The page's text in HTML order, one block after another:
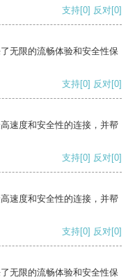
支持[0] 反对[0]
无限的流畅体验和安全性保
支持[0] 反对[0]
速度和安全性的连接，并帮
支持[0] 反对[0]
速度和安全性的连接，并帮
支持[0] 反对[0]
无限的流畅体验和安全性保